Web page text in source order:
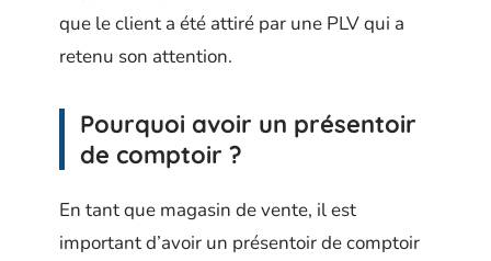
que le client a été attiré par une PLV qui a
retenu son attention.
Pourquoi avoir un présentoir
de comptoir ?
En tant que magasin de vente, il est
important d’avoir un présentoir de comptoir